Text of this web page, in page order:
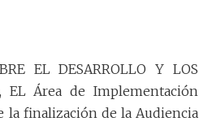
EL DESARROLLO Y LOS
EL Área de Implementación
la finalización de la Audiencia